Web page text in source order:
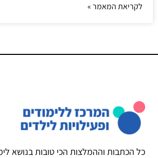
לקריאת המאמר »
כל הכתבות וההמלצות הכי טובות בנושא